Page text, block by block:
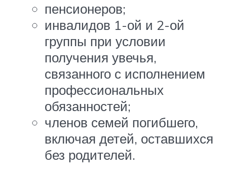
пенсионеров;
инвалидов 1-ой и 2-ой
группы при условии
получения увечья,
связанного с исполнением
профессиональных
обязанностей;
членов семей погибшего,
включая детей, оставшихся
без родителей.